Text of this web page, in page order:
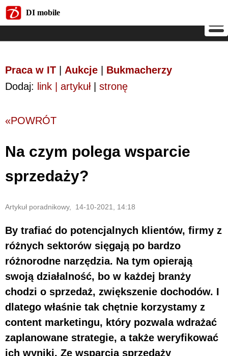
DI mobile
Praca w IT Aukcje
Bukmacherzy
Dodaj: link | artykuł| stronę
«POWRÓT
Na czym polega wsparcie
sprzedaży?
Artykuł poradnikowy, 14-10-2021, 14:18
By trafiać do potencjalnych klientów, firmy z
różnych sektorów sięgają po bardzo
różnorodne narzędzia. Na tym opierają
swoją działalność, bo w każdej branży
chodzi o sprzedaż, zwiększenie dochodów. I
dlatego właśnie tak chętnie korzystamy z
content marketingu, który pozwala wdrażać
zaplanowane strategie, a także weryfikować
ich wyniki. Ze wsparcia sprzedaży
DI mobile